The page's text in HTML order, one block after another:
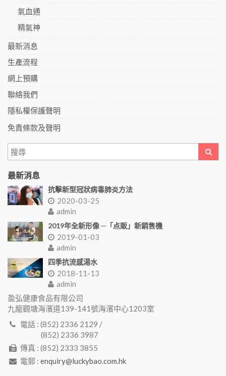
氣血通
精氣神
最新消息
生產流程
網上預購
聯絡我們
隱私權保護聲明
免責條款及聲明
最新消息
抗擊新型冠狀病毒肺炎方法
2020-03-25
admin
2019年全新形像 ─「点販」新銷售機
2019-01-03
admin
四季抗流感湯水
2018-11-13
admin
盈弘健康食品有限公司
九龍觀塘海濱道139-141號海濱中心1203室
電話 : (852) 2336 2129 /
(852) 2336 3987
傳真 : (852) 2333 3855
電郵 : enquiry@luckybao.com.hk